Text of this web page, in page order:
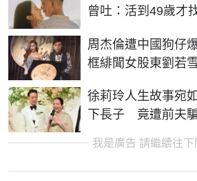
曾吐：活到49歲才
周杰倫遭中國狗仔
框緋聞女股東劉若
徐莉玲人生故事宛
下長子 竟遭前夫
我是廣告 請繼續往下